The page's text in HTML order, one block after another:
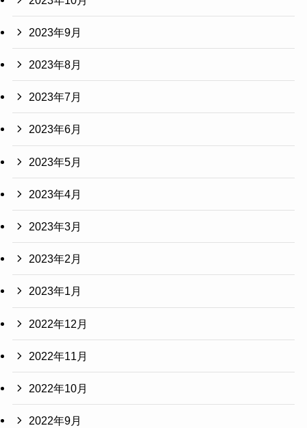
2023年9月
2023年8月
2023年7月
2023年6月
2023年5月
2023年4月
2023年3月
2023年2月
2023年1月
2022年12月
2022年11月
2022年10月
2022年9月